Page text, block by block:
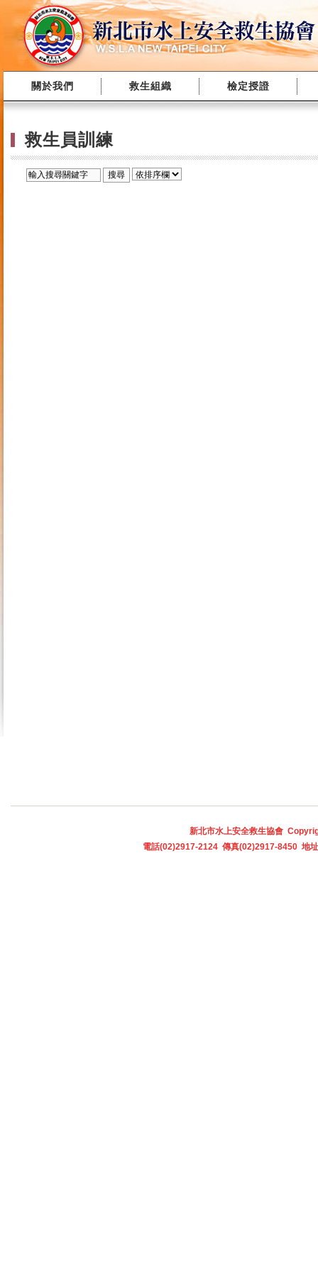
關於我們 救生組織 檢定授證
救生員訓練
新北市水上安全救生協會
電話(02)2917-2124 傳真(02)2917-8450 地